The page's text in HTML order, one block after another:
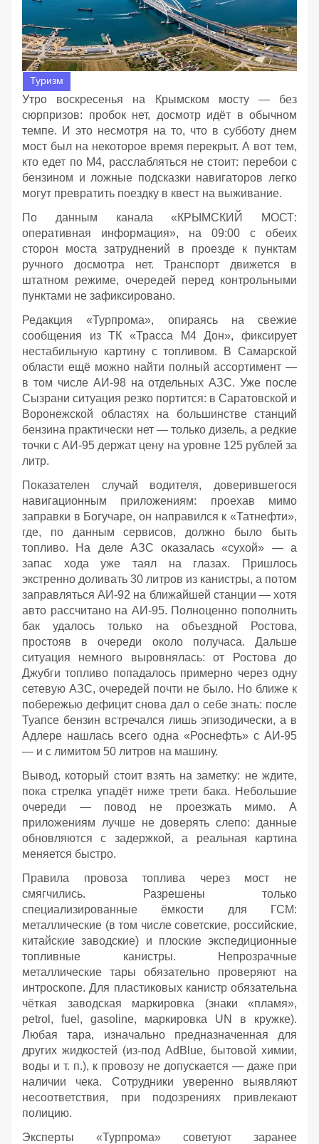
Туризм
Утро воскресенья на Крымском мосту — без
сюрпризов: пробок нет, досмотр идёт в обычном
темпе. И это несмотря на то, что в субботу днем
мост был на некоторое время перекрыт. А вот тем,
кто едет по М4, расслабляться не стоит: перебои с
бензином и ложные подсказки навигаторов легко
могут превратить поездку в квест на выживание.
По данным канала «КРЫМСКИЙ МОСТ:
оперативная информация», на 09:00 с обеих
сторон моста затруднений в проезде к пунктам
ручного досмотра нет. Транспорт движется в
штатном режиме, очередей перед контрольными
пунктами не зафиксировано.
Редакция «Турпрома», опираясь на свежие
сообщения из ТК «Трасса М4 Дон», фиксирует
нестабильную картину с топливом. В Самарской
области ещё можно найти полный ассортимент —
в том числе АИ‑98 на отдельных АЗС. Уже после
Сызрани ситуация резко портится: в Саратовской и
Воронежской областях на большинстве станций
бензина практически нет — только дизель, а редкие
точки с АИ‑95 держат цену на уровне 125 рублей за
литр.
Показателен случай водителя, доверившегося
навигационным приложениям: проехав мимо
заправки в Богучаре, он направился к «Татнефти»,
где, по данным сервисов, должно было быть
топливо. На деле АЗС оказалась «сухой» — а
запас хода уже таял на глазах. Пришлось
экстренно доливать 30 литров из канистры, а потом
заправляться АИ‑92 на ближайшей станции — хотя
авто рассчитано на АИ‑95. Полноценно пополнить
бак удалось только на объездной Ростова,
простояв в очереди около получаса. Дальше
ситуация немного выровнялась: от Ростова до
Джубги топливо попадалось примерно через одну
сетевую АЗС, очередей почти не было. Но ближе к
побережью дефицит снова дал о себе знать: после
Туапсе бензин встречался лишь эпизодически, а в
Адлере нашлась всего одна «Роснефть» с АИ‑95
— и с лимитом 50 литров на машину.
Вывод, который стоит взять на заметку: не ждите,
пока стрелка упадёт ниже трети бака. Небольшие
очереди — повод не проезжать мимо. А
приложениям лучше не доверять слепо: данные
обновляются с задержкой, а реальная картина
меняется быстро.
Правила провоза топлива через мост не
смягчились. Разрешены только
специализированные ёмкости для ГСМ:
металлические (в том числе советские, российские,
китайские заводские) и плоские экспедиционные
топливные канистры. Непрозрачные
металлические тары обязательно проверяют на
интроскопе. Для пластиковых канистр обязательна
чёткая заводская маркировка (знаки «пламя»,
petrol, fuel, gasoline, маркировка UN в кружке).
Любая тара, изначально предназначенная для
других жидкостей (из‑под AdBlue, бытовой химии,
воды и т. п.), к провозу не допускается — даже при
наличии чека. Сотрудники уверенно выявляют
несоответствия, при подозрениях привлекают
полицию.
Эксперты «Турпрома» советуют заранее